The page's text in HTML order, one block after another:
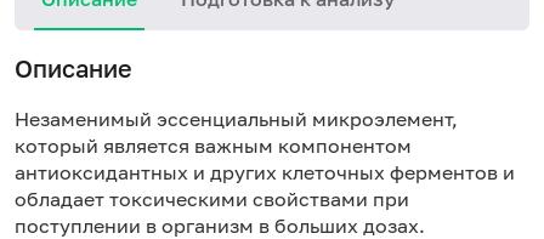
Описание
Незаменимый эссенциальный микроэлемент,
который является важным компонентом
антиоксидантных и других клеточных ферментов и
обладает токсическими свойствами при
поступлении в организм в больших дозах.